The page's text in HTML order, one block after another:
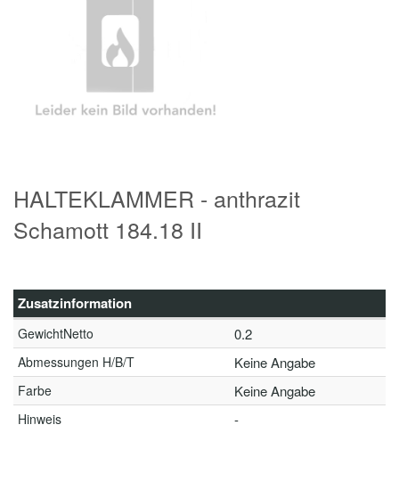
HALTEKLAMMER - anthrazit
Schamott 184.18 II
Zusatzinformation
GewichtNetto 0.2
Abmessungen H/B/T Keine Angabe
Farbe Keine Angabe
Hinweis -